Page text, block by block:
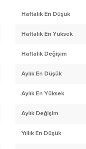
Haftalık En Düşük
Haftalık En Yüksek
Haftalık Değişim
Aylık En Düşük
Aylık En Yüksek
Aylık Değişim
Yıllık En Düşük